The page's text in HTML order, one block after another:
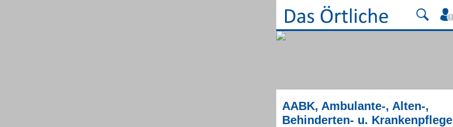
AABK, Ambulante-, Alten-,
Behinderten- u. Krankenpflege